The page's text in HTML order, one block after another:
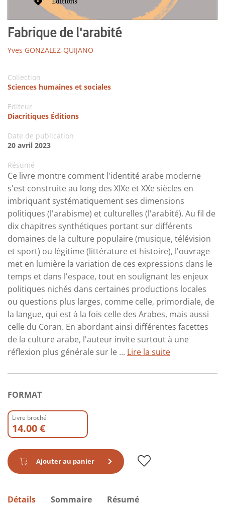
Fabrique de l'arabité
Yves GONZALEZ-QUIJANO
Collection
Sciences humaines et sociales
Editeur
Diacritiques Éditions
Date de publication
20 avril 2023
Résumé
Ce livre montre comment l'identité arabe moderne
s'est construite au long des XIXe et XXe siècles en
imbriquant systématiquement ses dimensions
politiques (l'arabisme) et culturelles (l'arabité). Au fil de
dix chapitres synthétiques portant sur différents
domaines de la culture populaire (musique, télévision
et sport) ou légitime (littérature et histoire), l'ouvrage
met en lumière la variation de ces expressions dans le
temps et dans l'espace, tout en soulignant les enjeux
politiques nichés dans certaines productions locales
ou questions plus larges, comme celle, primordiale, de
la langue, qui est à la fois celle des Arabes, mais aussi
celle du Coran. En abordant ainsi différentes facettes
de la culture arabe, l'auteur invite surtout à une
réflexion plus générale sur le ... Lire la suite
FORMAT
Livre broché
14.00 €
Ajouter au panier
Détails Sommaire Résumé